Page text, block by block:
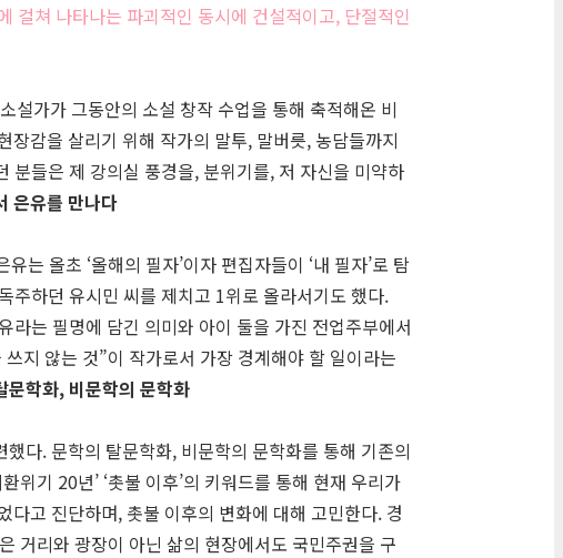
걸쳐 나타나는 파괴적인 동시에 건설적이고, 단절적인
설가가 그동안의 소설 창작 수업을 통해 축적해온 비
감을 살리기 위해 작가의 말투, 말버릇, 농담들까지
분들은 제 강의실 풍경을, 분위기를, 저 자신을 미약하
은유를 만나다
올초 ‘올해의 필자’이자 편집자들이 ‘내 필자’로 탐
주하던 유시민 씨를 제치고 1위로 올라서기도 했다.
라는 필명에 담긴 의미와 아이 둘을 가진 전업주부에서
지 않는 것”이 작가로서 가장 경계해야 할 일이라는
문학화, 비문학의 문학화
다. 문학의 탈문학화, 비문학의 문학화를 통해 기존의
위기 20년’ ‘촛불 이후’의 키워드를 통해 현재 우리가
다고 진단하며, 촛불 이후의 변화에 대해 고민한다. 경
거리와 광장이 아닌 삶의 현장에서도 국민주권을 구